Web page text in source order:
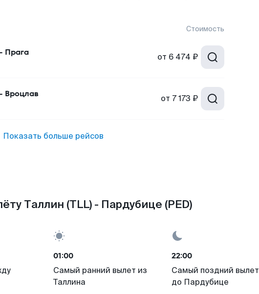
Стоимость
Прага от 6 474 ₽
Вроцлав от 7 173 ₽
Показать больше рейсов
Таллин (TLL) - Пардубице (PED)
01:00
Самый ранний вылет из
Таллина
22:00
Самый поздний вылет
до Пардубице